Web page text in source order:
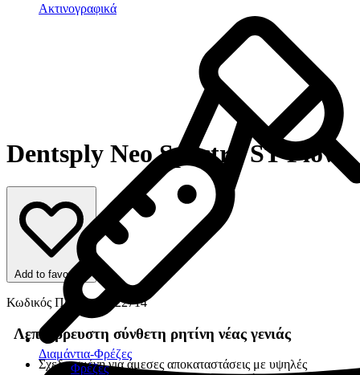
Ακτινογραφικά
Διαμάντια-Φρέζες
Φρέζες
Dentsply Neo Spectra ST Flow
Add to favorites
Κωδικός Προϊόντος: 22714
Λεπτόρρευστη σύνθετη ρητίνη νέας γενιάς
Σχεδιασμένη για άμεσες αποκαταστάσεις με υψηλές